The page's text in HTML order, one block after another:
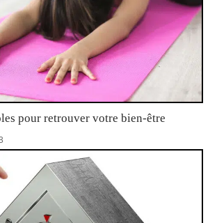
pour retrouver votre bien-être